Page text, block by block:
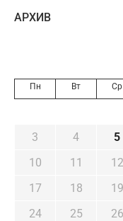
AРХИВ
Пн Вт Ср
3
4 5
10
11 12
17
18 19
24
25 26